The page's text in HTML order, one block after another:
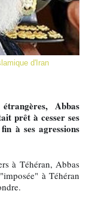
d'Iran
Abbas
prêt à cesser ses
à ses agressions
à Téhéran, Abbas
à Téhéran